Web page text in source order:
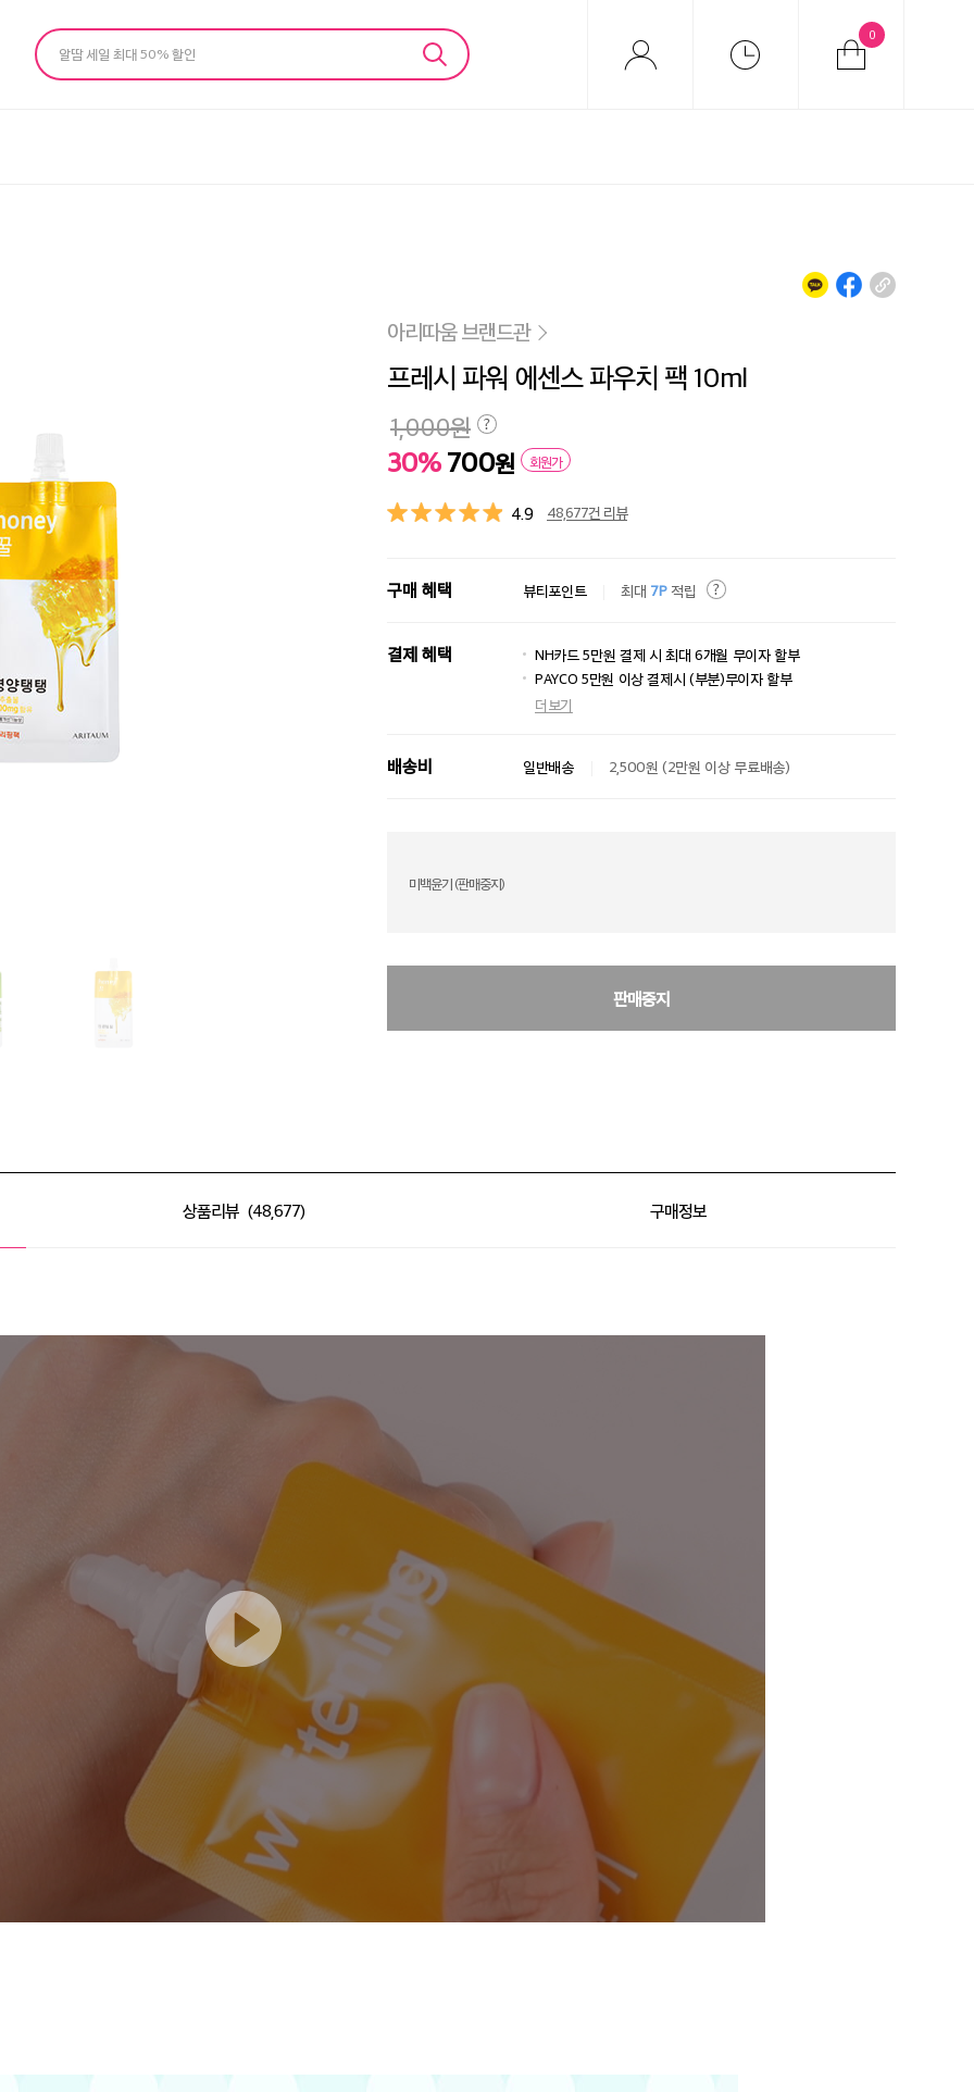
알땀 세일 최대 50% 할인
0
아리따움 브랜드관
프레시 파워 에센스 파우치 팩 10ml
30% 700원 회원가
1,000원
4.9 48,677건 리뷰
구매 혜택 뷰티포인트 최대 7P적립
결제 혜택
NH카드 5만원 결제 시 최대 6개월 무이자 할부
PAYCO 5만원 이상 결제시 (부분)무이자 할부
더보기
배송비 일반배송 2,500원 (2만원 이상 무료배송)
미백윤기 (판매중지)
판매중지
상품리뷰 48,677 구매정보